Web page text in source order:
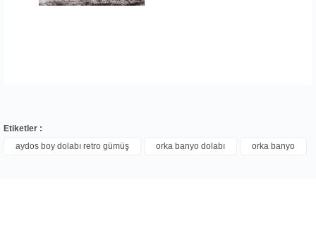
Etiketler :
aydos boy dolabı retro gümüş
orka banyo dolabı orka banyo